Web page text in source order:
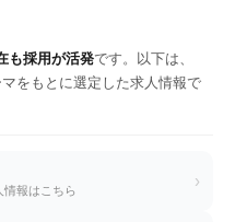
も採用が活発です。以下は、
をもとに選定した求人情報で
報はこちら ›